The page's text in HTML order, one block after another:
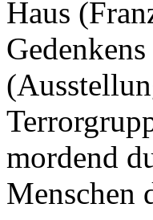
Haus
mordend
Menschen